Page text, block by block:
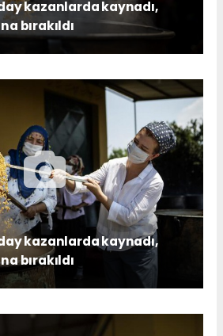
kazanlarda kaynadı,
bırakıldı
kazanlarda kaynadı,
bırakıldı